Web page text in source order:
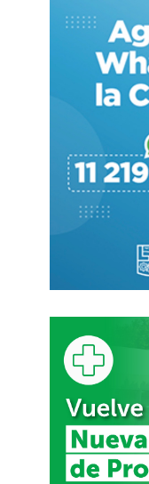
la incorporación
funcionarios,
dirigentes de
principal
de Unidad
mayoría con
alternativa que
argentinos”,
Fernando
Federación
designó, ante
Malvinas y el
municipal, a las
se destacan el
Flores,